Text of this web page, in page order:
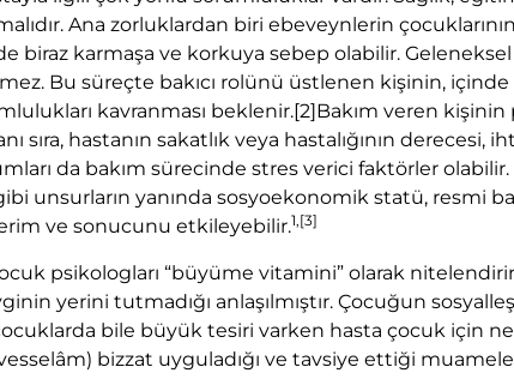
Ana zorluklardan biri ebeveynlerin
biraz karmaşa ve korkuya sebep olabilir.
Bu süreçte bakıcı rolünü üstlenen kişinin,
kavranması beklenir.[2]Bakım veren
sıra, hastanın sakatlık veya hastalığının
da bakım sürecinde stres verici faktörler
unsurların yanında sosyoekonomik statü, resmi
ve sonucunu etkileyebilir.1,[3]
psikologları “büyüme vitamini” olarak
yerini tutmadığı anlaşılmıştır. Çocuğun
bile büyük tesiri varken hasta çocuk için
bizzat uyguladığı ve tavsiye ettiği